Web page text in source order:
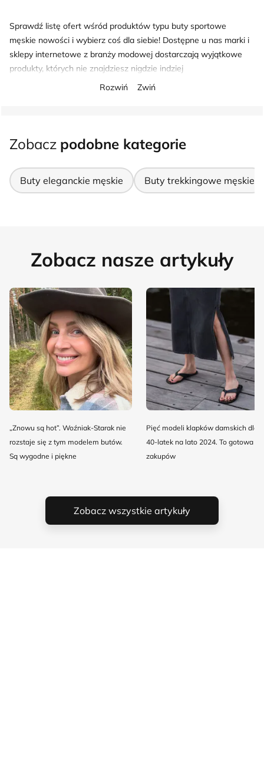
Sprawdź listę ofert wśród produktów typu buty sportowe
męskie nowości i wybierz coś dla siebie! Dostępne u nas marki i
sklepy internetowe z branży modowej dostarczają wyjątkowe
produkty, których nie znajdziesz nigdzie indziej
Rozwiń
Zwiń
Zobacz podobne kategorie
Buty eleganckie męskie Buty trekkingowe męskie
Zobacz nasze artykuły
„Znowu są hot”. Woźniak-Starak nie
rozstaje się z tym modelem butów.
Są wygodne i piękne
Pięć modeli klapków damskich dla
40-latek na lato 2024. To gotowa
zakupów
Zobacz wszystkie artykuły